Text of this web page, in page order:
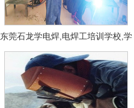
东莞石龙学电焊,电焊工培训学校,学
费多少钱?